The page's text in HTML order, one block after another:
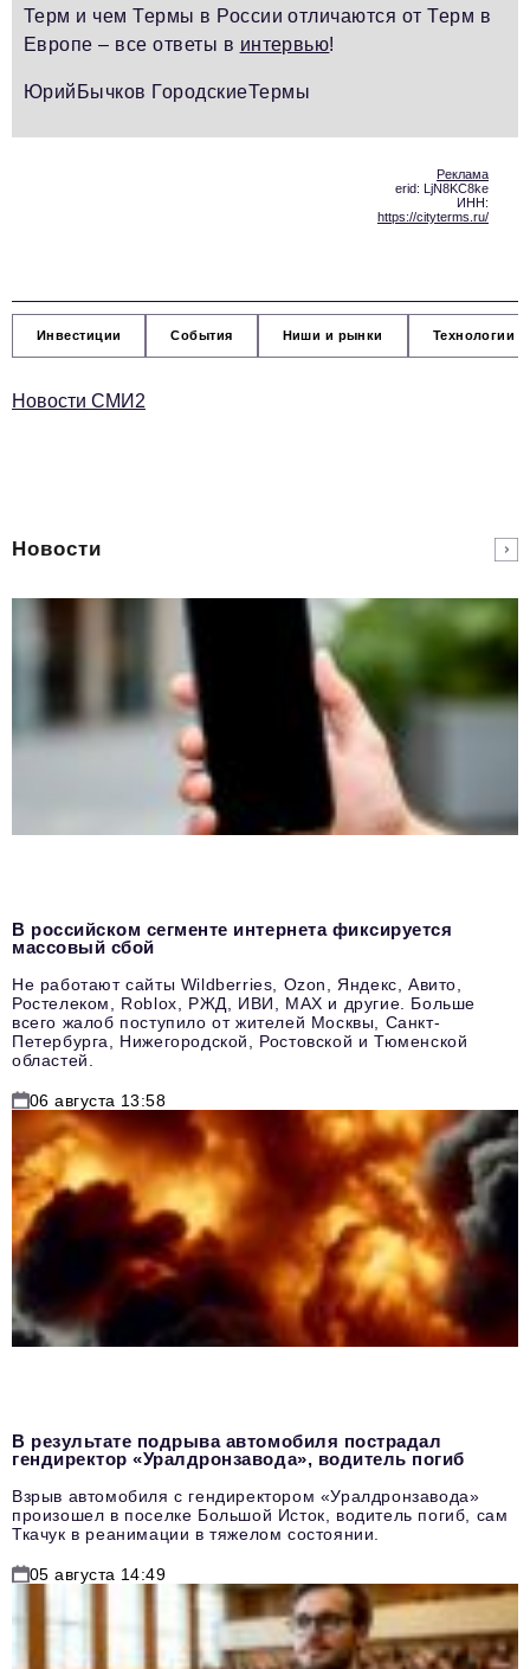
Терм и чем Термы в России отличаются от Терм в
Европе – все ответы в интервью!
ЮрийБычков ГородскиеТермы
Реклама
erid: LjN8KC8ke
ИНН:
https://cityterms.ru/
Инвестиции События Ниши и рынки Технологии
Новости СМИ2
Новости
В российском сегменте интернета фиксируется
массовый сбой
Не работают сайты Wildberries, Ozon, Яндекс, Авито,
Ростелеком, Roblox, РЖД, ИВИ, MAX и другие. Больше
всего жалоб поступило от жителей Москвы, Санкт-
Петербурга, Нижегородской, Ростовской и Тюменской
областей.
06 августа 13:58
В результате подрыва автомобиля пострадал
гендиректор «Уралдронзавода», водитель погиб
Взрыв автомобиля с гендиректором «Уралдронзавода»
произошел в поселке Большой Исток, водитель погиб, сам
Ткачук в реанимации в тяжелом состоянии.
05 августа 14:49